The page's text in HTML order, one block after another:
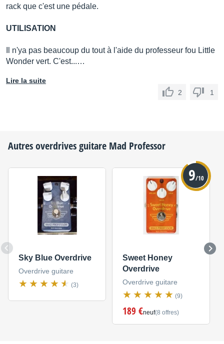
rack que c'est une pédale.
UTILISATION
Il n'ya pas beaucoup du tout à l'aide du professeur fou Little
Wonder vert. C'est...…
Lire la suite
2
1
Autres overdrives guitare Mad Professor
Sky Blue Overdrive
Overdrive guitare
(3)
9/10
Sweet Honey
Overdrive
Overdrive guitare
(9)
189 €neuf(8 offres)